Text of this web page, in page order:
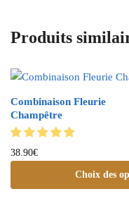
Produits
Combinaison Fleurie
Champêtre
38.90€
Choix des